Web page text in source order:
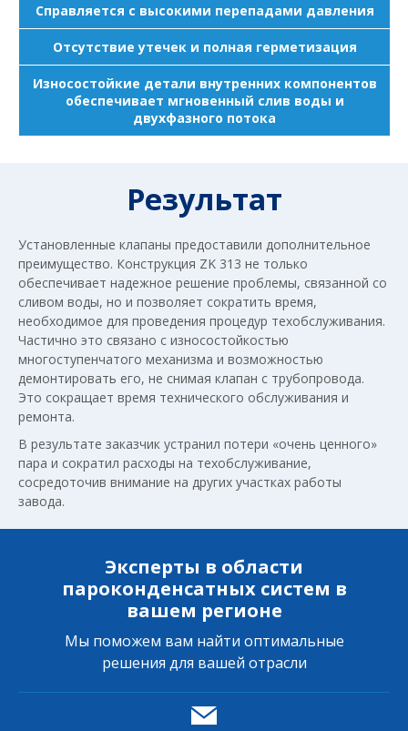
Справляется с высокими перепадами давления
Отсутствие утечек и полная герметизация
Износостойкие детали внутренних компонентов
обеспечивает мгновенный слив воды и
двухфазного потока
Результат
Установленные клапаны предоставили дополнительное
преимущество. Конструкция ZK 313 не только
обеспечивает надежное решение проблемы, связанной со
сливом воды, но и позволяет сократить время,
необходимое для проведения процедур техобслуживания.
Частично это связано с износостойкостью
многоступенчатого механизма и возможностью
демонтировать его, не снимая клапан с трубопровода.
Это сокращает время технического обслуживания и
ремонта.
В результате заказчик устранил потери «очень ценного»
пара и сократил расходы на техобслуживание,
сосредоточив внимание на других участках работы
завода.
Эксперты в области
пароконденсатных систем в
вашем регионе
Мы поможем вам найти оптимальные
решения для вашей отрасли